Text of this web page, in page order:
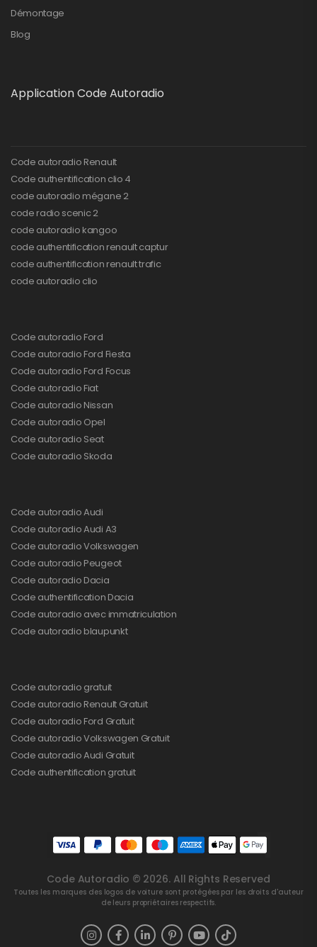
Démontage
Blog
Application Code Autoradio
Code autoradio Renault
Code authentification clio 4
code autoradio mégane 2
code radio scenic 2
code autoradio kangoo
code authentification renault captur
code authentification renault trafic
code autoradio clio
Code autoradio Ford
Code autoradio Ford Fiesta
Code autoradio Ford Focus
Code autoradio Fiat
Code autoradio Nissan
Code autoradio Opel
Code autoradio Seat
Code autoradio Skoda
Code autoradio Audi
Code autoradio Audi A3
Code autoradio Volkswagen
Code autoradio Peugeot
Code autoradio Dacia
Code authentification Dacia
Code autoradio avec immatriculation
Code autoradio blaupunkt
Code autoradio gratuit
Code autoradio Renault Gratuit
Code autoradio Ford Gratuit
Code autoradio Volkswagen Gratuit
Code autoradio Audi Gratuit
Code authentification gratuit
Code Autoradio © 2026. All Rights Reserved
Toutes les marques des logos de voiture sont protégées par les droits d'auteur
de leurs propriétaires respectifs.